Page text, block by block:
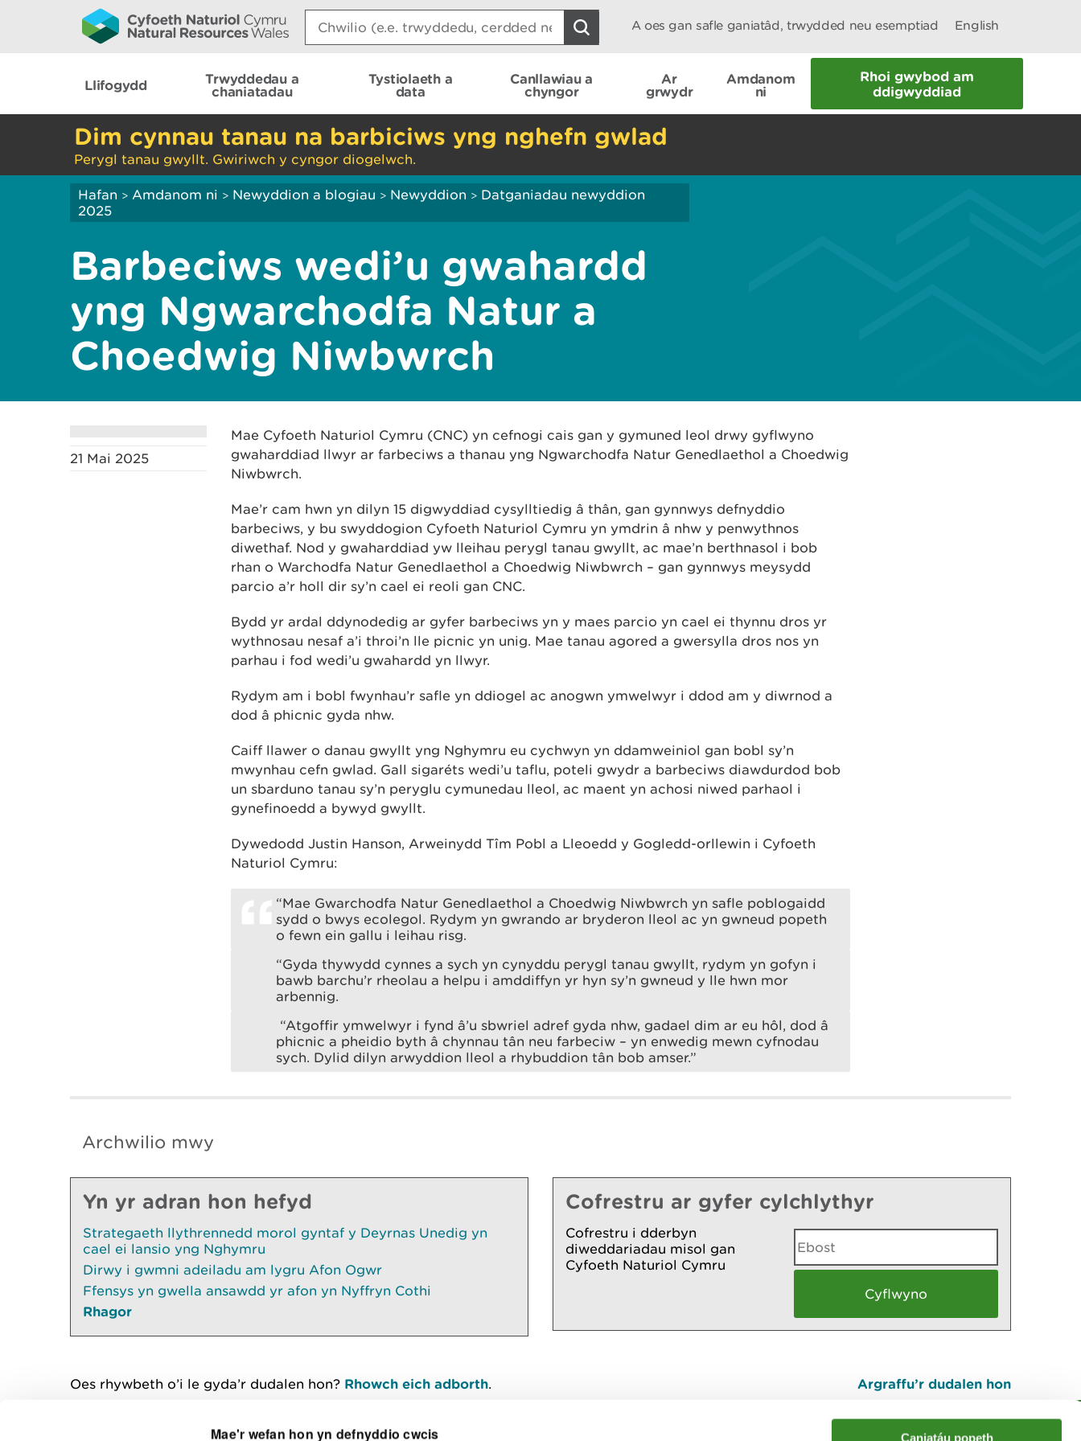
Mae'r wefan hon yn defnyddio cwcis Caniatáu popeth
Search:
A oes gan safle ganiatâd, trwydded neu esemptiad English
Llifogydd
Trwyddedau a
chaniatadau
Tystiolaeth a
data
Canllawiau a
chyngor
Ar
grwydr
Amdanom
ni
Rhoi gwybod am
ddigwyddiad
Dim cynnau tanau na barbiciws yng nghefn gwlad
Perygl tanau gwyllt. Gwiriwch y cyngor diogelwch.
Hafan > Amdanom ni > Newyddion a blogiau > Newyddion > Datganiadau newyddion
2025
Barbeciws wedi’u gwahardd
yng Ngwarchodfa Natur a
Choedwig Niwbwrch
21 Mai 2025
Mae Cyfoeth Naturiol Cymru (CNC) yn cefnogi cais gan y gymuned leol drwy gyflwyno
gwaharddiad llwyr ar farbeciws a thanau yng Ngwarchodfa Natur Genedlaethol a Choedwig
Niwbwrch.
Mae’r cam hwn yn dilyn 15 digwyddiad cysylltiedig â thân, gan gynnwys defnyddio
barbeciws, y bu swyddogion Cyfoeth Naturiol Cymru yn ymdrin â nhw y penwythnos
diwethaf. Nod y gwaharddiad yw lleihau perygl tanau gwyllt, ac mae’n berthnasol i bob
rhan o Warchodfa Natur Genedlaethol a Choedwig Niwbwrch – gan gynnwys meysydd
parcio a’r holl dir sy’n cael ei reoli gan CNC.
Bydd yr ardal ddynodedig ar gyfer barbeciws yn y maes parcio yn cael ei thynnu dros yr
wythnosau nesaf a’i throi’n lle picnic yn unig. Mae tanau agored a gwersylla dros nos yn
parhau i fod wedi’u gwahardd yn llwyr.
Rydym am i bobl fwynhau’r safle yn ddiogel ac anogwn ymwelwyr i ddod am y diwrnod a
dod â phicnic gyda nhw.
Caiff llawer o danau gwyllt yng Nghymru eu cychwyn yn ddamweiniol gan bobl sy’n
mwynhau cefn gwlad. Gall sigaréts wedi’u taflu, poteli gwydr a barbeciws diawdurdod bob
un sbarduno tanau sy’n peryglu cymunedau lleol, ac maent yn achosi niwed parhaol i
gynefinoedd a bywyd gwyllt.
Dywedodd Justin Hanson, Arweinydd Tîm Pobl a Lleoedd y Gogledd-orllewin i Cyfoeth
Naturiol Cymru:
“Mae Gwarchodfa Natur Genedlaethol a Choedwig Niwbwrch yn safle poblogaidd
sydd o bwys ecolegol. Rydym yn gwrando ar bryderon lleol ac yn gwneud popeth
o fewn ein gallu i leihau risg.
“Gyda thywydd cynnes a sych yn cynyddu perygl tanau gwyllt, rydym yn gofyn i
bawb barchu’r rheolau a helpu i amddiffyn yr hyn sy’n gwneud y lle hwn mor
arbennig.
“Atgoffir ymwelwyr i fynd â’u sbwriel adref gyda nhw, gadael dim ar eu hôl, dod â
phicnic a pheidio byth â chynnau tân neu farbeciw – yn enwedig mewn cyfnodau
sych. Dylid dilyn arwyddion lleol a rhybuddion tân bob amser.”
Archwilio mwy
Yn yr adran hon hefyd
Strategaeth llythrennedd morol gyntaf y Deyrnas Unedig yn
cael ei lansio yng Nghymru
Dirwy i gwmni adeiladu am lygru Afon Ogwr
Ffensys yn gwella ansawdd yr afon yn Nyffryn Cothi
Rhagor
Cofrestru ar gyfer cylchlythyr
Cofrestru i dderbyn
diweddariadau misol gan
Cyfoeth Naturiol Cymru
Oes rhywbeth o’i le gyda’r dudalen hon? Rhowch eich adborth. Argraffu’r dudalen hon
I fyny